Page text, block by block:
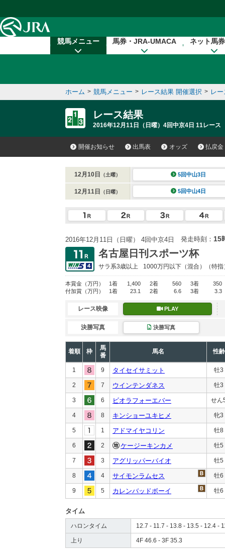
競馬メニュー 馬券・JRA-UMACA ネット馬
ホーム > 競馬メニュー > レース結果 開催選択 > レ
レース結果
2016年12月11日（日曜）4回中京4日 11レース
開催お知らせ 出馬表 オッズ 払戻金
12月10日 （土曜） 5回中山3日
12月11日 （日曜） 5回中山4日
2016年12月11日（日曜） 4回中京4日 発走時刻： 15
名古屋日刊スポーツ杯
サラ系3歳以上 1000万円以下 （混合）（特指
本賞金 （万円） 1着 1,400 2着 560 3着
350
付加賞 （万円） 1着 23.1 2着 6.6 3着 3.3
レース映像 PLAY
決勝写真 決勝写真
着順 枠
馬
番
馬名 性齢
1 9 タイセイサミット 牡3
2 7 ウインテンダネス 牡3
3 6 ビオラフォーエバー せん
4 8 キンショーユキヒメ 牝3
5 1 アドマイヤコリン 牡8
6 2 ケージーキンカメ 牡5
7 3 アグリッパーバイオ 牡5
8 4 サイモンラムセス 牡6
9 5 カレンバッドボーイ 牡6
タイム
ハロンタイム 12.7 - 11.7 - 13.8 - 13.5 - 12.4 -
上り 4F 46.6 - 3F 35.3